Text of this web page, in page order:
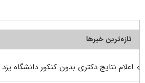
تازه‌ترین خبرها
اعلام نتایج دکتری بدون کنکور دانشگاه یزد ۱۴۰۵